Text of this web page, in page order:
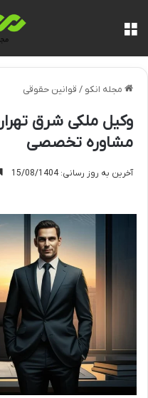
مجله انکو / قوانین حقوقی
وکیل ملکی شرق
مشاوره تخصصی
آخرین به روز رسانی: 15/08/1404